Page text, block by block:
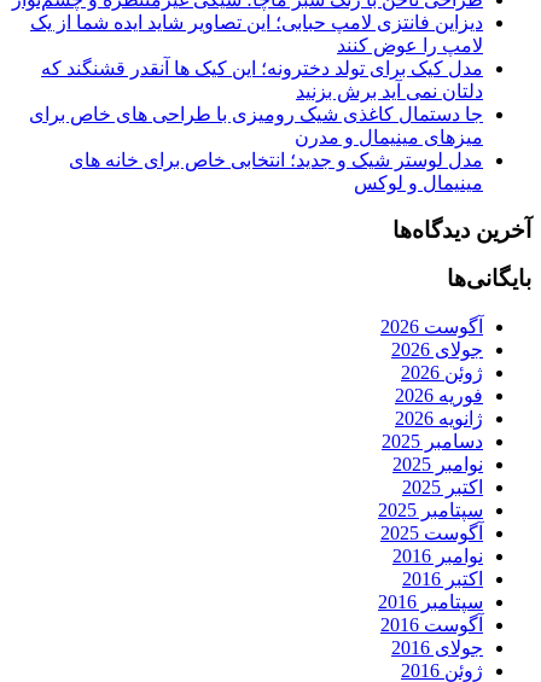
دیزاین فانتزی لامپ حبابی؛ این تصاویر شاید ایده شما از یک
لامپ را عوض کنند
مدل کیک برای تولد دخترونه؛ این کیک ها آنقدر قشنگند که
دلتان نمی آید برش بزنید
جا دستمال کاغذی شیک رومیزی با طراحی های خاص برای
میزهای مینیمال و مدرن
مدل لوستر شیک و جدید؛ انتخابی خاص برای خانه های
مینیمال و لوکس
آخرین دیدگاه‌ها
بایگانی‌ها
آگوست 2026
جولای 2026
ژوئن 2026
فوریه 2026
ژانویه 2026
دسامبر 2025
نوامبر 2025
اکتبر 2025
سپتامبر 2025
آگوست 2025
نوامبر 2016
اکتبر 2016
سپتامبر 2016
آگوست 2016
جولای 2016
ژوئن 2016